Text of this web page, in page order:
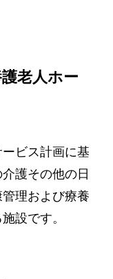
老人ホー
ビス計画に基
護その他の日
理および療養
設です。